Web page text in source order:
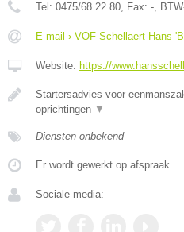
Tel: 0475/68.22.80, Fax: -,
E-mail › VOF Schellaert Hans
Website: https://
Startersadvies voor
oprichtingen ▼
Diensten onbekend
Er wordt gewerkt op afspraak.
Sociale media: